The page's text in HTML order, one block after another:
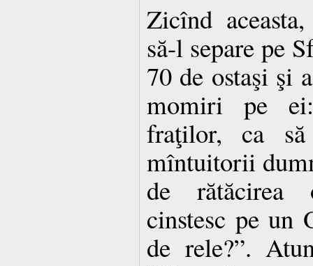
Zicînd
să-l separe pe
70 de ostaşi şi
momiri pe
fraţilor, ca
mîntuitorii
de rătăcirea
cinstesc pe un
de rele?”.